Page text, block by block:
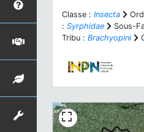
Classe : Insecta
: Syrphidae Sous-
Tribu : Brachyopini